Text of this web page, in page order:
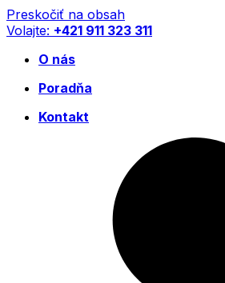
Preskočiť na obsah
Volajte: +421 911 323 311
O nás
Poradňa
Kontakt